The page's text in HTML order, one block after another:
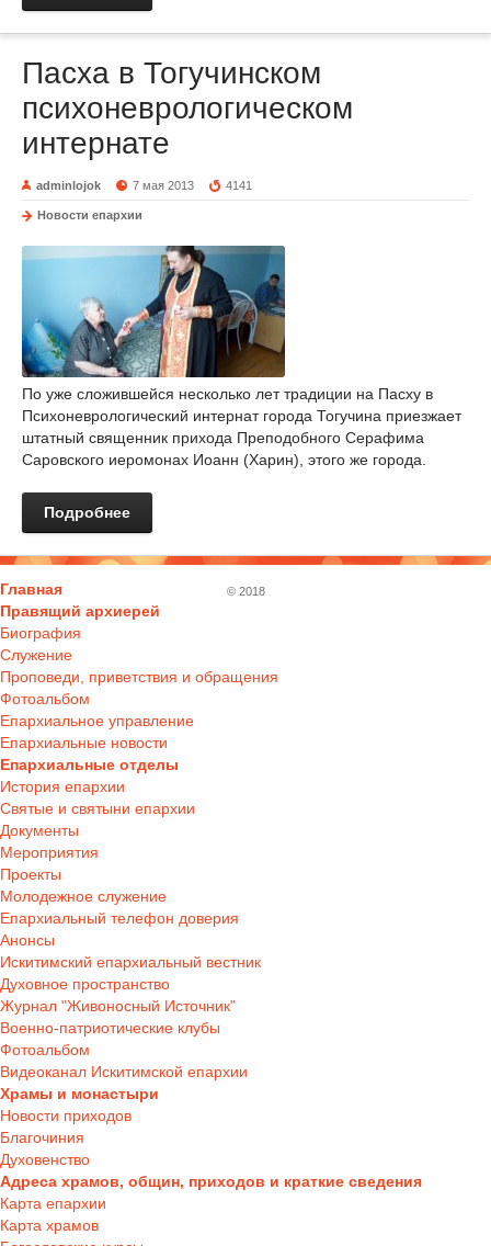
Пасха в Тогучинском
психоневрологическом
интернате
adminlojok 7 мая 2013 4141
Новости епархии
По уже сложившейся несколько лет традиции на Пасху в
Психоневрологический интернат города Тогучина приезжает
штатный священник прихода Преподобного Серафима
Саровского иеромонах Иоанн (Харин), этого же города.
Подробнее
Главная
Правящий архиерей
Биография
Служение
Проповеди, приветствия и обращения
Фотоальбом
Епархиальное управление
Епархиальные новости
Епархиальные отделы
История епархии
Святые и святыни епархии
Документы
Мероприятия
Проекты
Молодежное служение
Епархиальный телефон доверия
Анонсы
Искитимский епархиальный вестник
Духовное пространство
Журнал "Живоносный Источник"
Военно-патриотические клубы
Фотоальбом
Видеоканал Искитимской епархии
Храмы и монастыри
Новости приходов
Благочиния
Духовенство
Адреса храмов, общин, приходов и краткие сведения
Карта епархии
Карта храмов
© 2018